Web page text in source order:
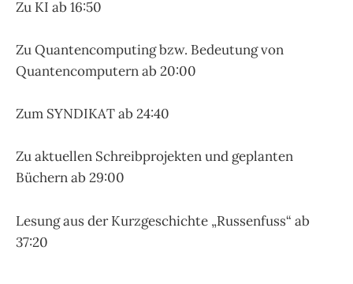
Zu KI ab 16:50
Zu Quantencomputing bzw. Bedeutung von
Quantencomputern ab 20:00
Zum SYNDIKAT ab 24:40
Zu aktuellen Schreibprojekten und geplanten
Büchern ab 29:00
Lesung aus der Kurzgeschichte „Russenfuss“ ab
37:20